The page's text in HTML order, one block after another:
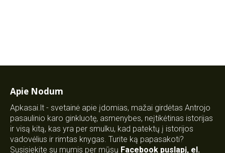
Apie Nodum
Apkasai.lt - svetainė apie įdomias, mažai girdėtas Antrojo
pasaulinio karo ginkluotę, asmenybes, neįtikėtinas istorijas
ir visą kitą, kas yra per smulku, kad patektų į istorijos
vadovėlius ir rimtas knygas. Turite ką papasakoti?
Susisiekite su mumis per mūsų Facebook puslapį, el.